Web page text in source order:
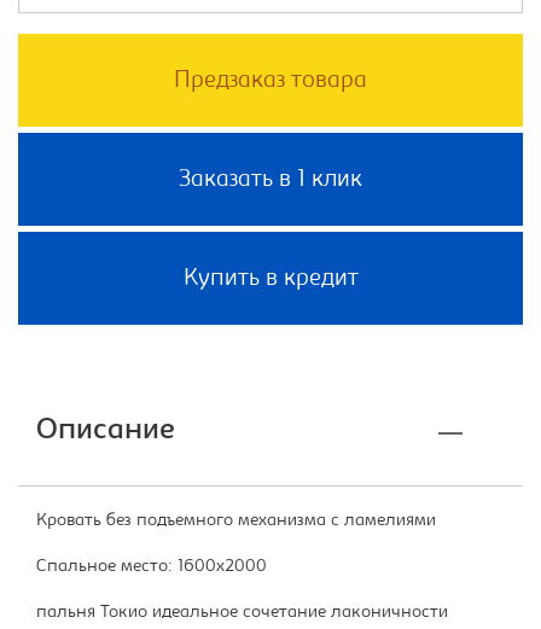
Предзаказ товара
Заказать в 1 клик
Купить в кредит
Описание
Кровать без подъемного механизма с ламелиями
Спальное место: 1600х2000
пальня Токио идеальное сочетание лаконичности